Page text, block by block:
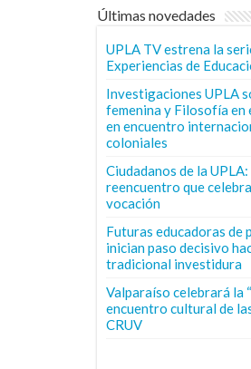
Últimas novedades
UPLA TV estrena la
Experiencias de
Investigaciones UPLA
femenina y Filosofía en
en encuentro
coloniales
Ciudadanos de la
reencuentro que
vocación
Futuras educadoras de
inician paso decisivo
tradicional investidura
Valparaíso celebrará la
encuentro cultural de
CRUV